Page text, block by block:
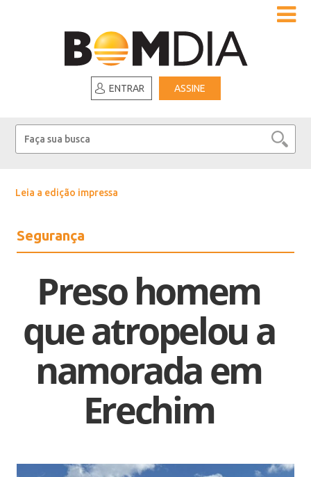
ENTRAR ASSINE
Leia a edição impressa
Segurança
Preso homem
que atropelou a
namorada em
Erechim